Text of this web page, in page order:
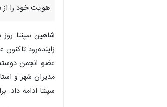
هویت خود را
شاهین سپنتا
زاینده‌رود
عضو انجمن
مدیران شهر و
سپنتا ادامه